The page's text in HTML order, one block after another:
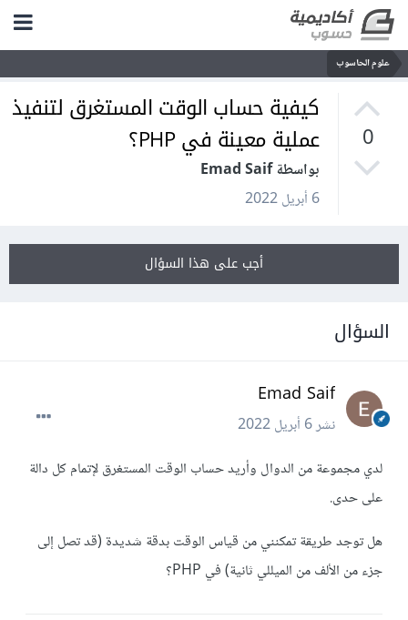
علوم الحاسوب
0
كيفية حساب الوقت المستغرق لتنفيذ
عملية معينة في PHP؟
بواسطة Emad Saif
6 أبريل 2022
أجب على هذا السؤال
السؤال
Emad Saif
نشر6 أبريل 2022
لدي مجموعة من الدوال وأريد حساب الوقت المستغرق لإتمام كل دالة
على حدى.
هل توجد طريقة تمكنني من قياس الوقت بدقة شديدة (قد تصل إلى
جزء من الألف من الميللي ثانية) في PHP؟